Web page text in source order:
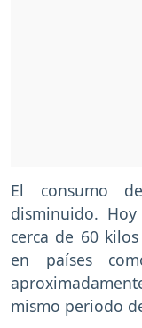
El consumo
disminuido.
cerca de 60
en países
mismo periodo